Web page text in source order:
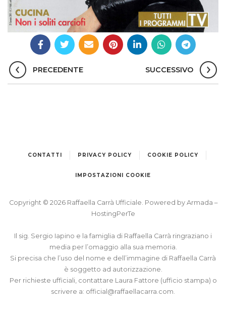
PRECEDENTE SUCCESSIVO
CONTATTI PRIVACY POLICY COOKIE POLICY
IMPOSTAZIONI COOKIE
Copyright © 2026 Raffaella Carrà Ufficiale. Powered by Armada –
HostingPerTe
Il sig. Sergio Iapino e la famiglia di Raffaella Carrà ringraziano i
media per l’omaggio alla sua memoria.
Si precisa che l’uso del nome e dell’immagine di Raffaella Carrà
è soggetto ad autorizzazione.
Per richieste ufficiali, contattare Laura Fattore (ufficio stampa) o
scrivere a: official@raffaellacarra.com